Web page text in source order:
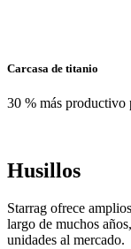
Carcasa de titanio
30 % más productivo
Husillos
Starrag ofrece
largo de muchos
unidades al mercado.